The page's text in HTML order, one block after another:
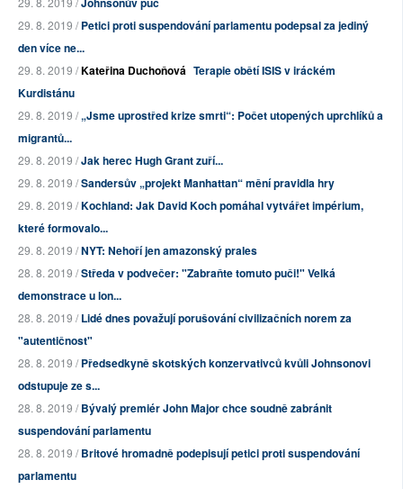
29. 8. 2019 /Petici proti suspendování parlamentu podepsal za jediný
den více ne...
29. 8. 2019 /Kateřina Duchoňová Terapie obětí ISIS v iráckém
Kurdistánu
29. 8. 2019 /„Jsme uprostřed krize smrti“: Počet utopených uprchlíků a
migrantů...
29. 8. 2019 /Jak herec Hugh Grant zuří...
29. 8. 2019 /Sandersův „projekt Manhattan“ mění pravidla hry
29. 8. 2019 /Kochland: Jak David Koch pomáhal vytvářet impérium,
které formovalo...
29. 8. 2019 /NYT: Nehoří jen amazonský prales
28. 8. 2019 /Středa v podvečer: "Zabraňte tomuto puči!" Velká
demonstrace u lon...
28. 8. 2019 /Lidé dnes považují porušování civilizačních norem za
"autentičnost"
28. 8. 2019 /Předsedkyně skotských konzervativců kvůli Johnsonovi
odstupuje ze s...
28. 8. 2019 /Bývalý premiér John Major chce soudně zabránit
suspendování parlamentu
28. 8. 2019 /Britové hromadně podepisují petici proti suspendování
parlamentu